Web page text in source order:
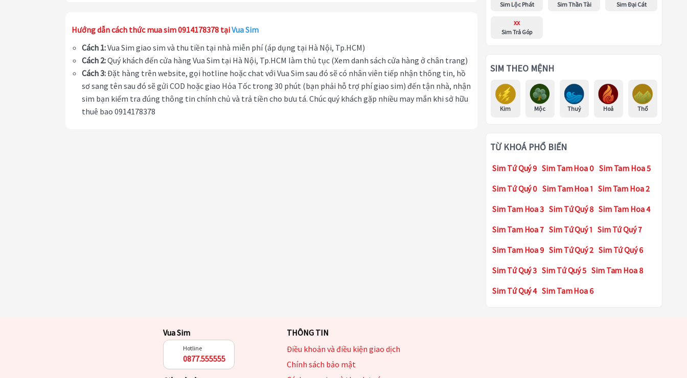
Hướng dẫn cách thức mua sim 0914178378 tạiVua Sim
Cách 1:Vua Sim giao sim và thu tiền tại nhà miễn phí (áp dụng tại Hà Nội, Tp.HCM)
Cách 2:Quý khách đến cửa hàng Vua Sim tại Hà Nội, Tp.HCM làm thủ tục (Xem danh sách cửa hàng ở chân trang)
Cách 3:Đặt hàng trên website, gọi hotline hoặc chat với Vua Sim sau đó sẽ có nhân viên tiếp nhận thông tin, hồ
sơ sang tên sau đó sẽ gửi COD hoặc giao Hỏa Tốc trong 30 phút (bạn phải hỗ trợ phí giao sim) đến tận nhà, nhận
sim bạn kiểm tra đúng thông tin chính chủ và trả tiền cho bưu tá. Chúc quý khách gặp nhiều may mắn khi sở hữu
thuê bao 0914178378
Sim Lộc Phát Sim Thần Tài Sim Đại Cát
xx
Sim Trả Góp
SIM THEO MỆNH
Kim Mộc Thuỷ Hoả Thổ
TỪ KHOÁ PHỔ BIẾN
Sim Tứ Quý 9 Sim Tam Hoa 0 Sim Tam Hoa 5
Sim Tứ Quý 0 Sim Tam Hoa 1 Sim Tam Hoa 2
Sim Tam Hoa 3 Sim Tứ Quý 8 Sim Tam Hoa 4
Sim Tam Hoa 7 Sim Tứ Quý 1 Sim Tứ Quý 7
Sim Tam Hoa 9 Sim Tứ Quý 2 Sim Tứ Quý 6
Sim Tứ Quý 3 Sim Tứ Quý 5 Sim Tam Hoa 8
Sim Tứ Quý 4 Sim Tam Hoa 6
Vua Sim
Hotline
0877.555555
THÔNG TIN
Điều khoản và điều kiện giao dịch
Chính sách bảo mật